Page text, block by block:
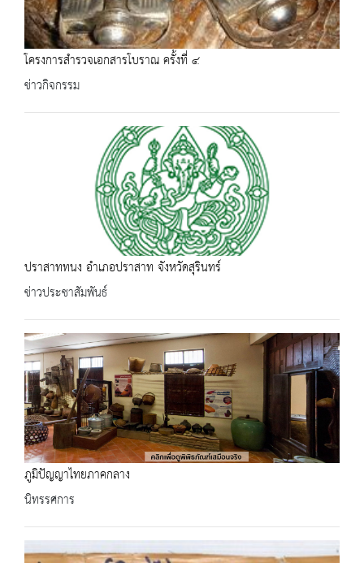
โครงการสำรวจเอกสารโบราณ ครั้งที่ ๔
ข่าวกิจกรรม
ปราสาททนง อำเภอปราสาท จังหวัดสุรินทร์
ข่าวประชาสัมพันธ์
ภูมิปัญญาไทยภาคกลาง
นิทรรศการ